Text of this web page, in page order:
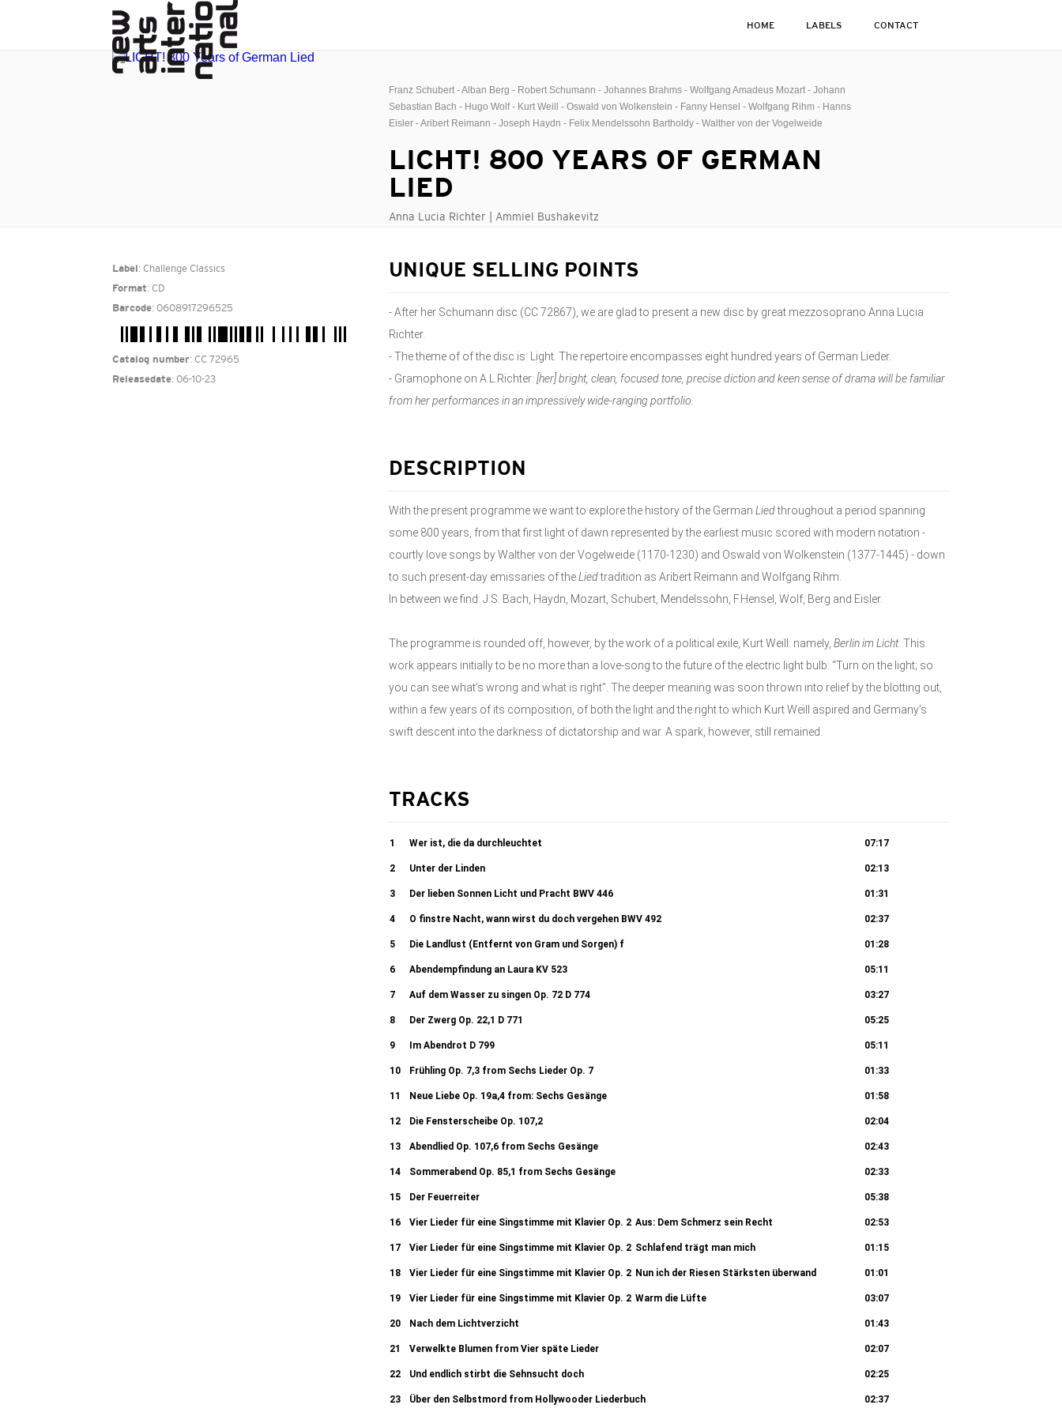
HOME LABELS CONTACT
Franz Schubert - Alban Berg - Robert Schumann - Johannes Brahms - Wolfgang Amadeus Mozart - Johann
Sebastian Bach - Hugo Wolf - Kurt Weill - Oswald von Wolkenstein - Fanny Hensel - Wolfgang Rihm - Hanns
Eisler - Aribert Reimann - Joseph Haydn - Felix Mendelssohn Bartholdy - Walther von der Vogelweide
LICHT! 800 YEARS OF GERMAN
LIED
Anna Lucia Richter | Ammiel Bushakevitz
Label : Challenge Classics
Format: CD
Barcode: 0608917296525
Catalog number: CC 72965
Releasedate: 06-10-23
UNIQUE SELLING POINTS
- After her Schumann disc (CC 72867), we are glad to present a new disc by great mezzosoprano Anna Lucia
Richter.
- The theme of of the disc is: Light. The repertoire encompasses eight hundred years of German Lieder.
- Gramophone on A.L.Richter: [her]bright, clean, focused tone, precise diction and keen sense of drama will be familiar
from her performances in an impressively wide-ranging portfolio.
DESCRIPTION
With the present programme we want to explore the history of the German Liedthroughout a period spanning
some 800 years, from that first light of dawn represented by the earliest music scored with modern notation -
courtly love songs by Walther von der Vogelweide (1170-1230) and Oswald von Wolkenstein (1377-1445) - down
to such present-day emissaries of theLiedtradition as Aribert Reimann and Wolfgang Rihm.
In between we find: J.S. Bach, Haydn, Mozart, Schubert, Mendelssohn, F.Hensel, Wolf, Berg and Eisler.
The programme is rounded off, however, by the work of a political exile, Kurt Weill: namely, Berlin im Licht. This
work appears initially to be no more than a love-song to the future of the electric light bulb: “Turn on the light; so
you can see what’s wrong and what is right”. The deeper meaning was soon thrown into relief by the blotting out,
within a few years of its composition, of both the light and the right to which Kurt Weill aspired and Germany’s
swift descent into the darkness of dictatorship and war. A spark, however, still remained.
TRACKS
1 Wer ist, die da durchleuchtet 07:17
2 Unter der Linden 02:13
3 Der lieben Sonnen Licht und Pracht BWV 446 01:31
4 O finstre Nacht, wann wirst du doch vergehen BWV 492 02:37
5 Die Landlust (Entfernt von Gram und Sorgen) f 01:28
6 Abendempfindung an Laura KV 523 05:11
7 Auf dem Wasser zu singen Op. 72 D 774 03:27
8 Der Zwerg Op. 22,1 D 771 05:25
9 Im Abendrot D 799 05:11
10 Frühling Op. 7,3 from Sechs Lieder Op. 7 01:33
11 Neue Liebe Op. 19a,4 from: Sechs Gesänge 01:58
12 Die Fensterscheibe Op. 107,2 02:04
13 Abendlied Op. 107,6 from Sechs Gesänge 02:43
14 Sommerabend Op. 85,1 from Sechs Gesänge 02:33
15 Der Feuerreiter 05:38
16 Vier Lieder für eine Singstimme mit Klavier Op. 2 Aus: Dem Schmerz sein Recht 02:53
17 Vier Lieder für eine Singstimme mit Klavier Op. 2 Schlafend trägt man mich 01:15
18 Vier Lieder für eine Singstimme mit Klavier Op. 2 Nun ich der Riesen Stärksten überwand 01:01
19 Vier Lieder für eine Singstimme mit Klavier Op. 2 Warm die Lüfte 03:07
20 Nach dem Lichtverzicht 01:43
21 Verwelkte Blumen from Vier späte Lieder 02:07
22 Und endlich stirbt die Sehnsucht doch 02:25
23 Über den Selbstmord from Hollywooder Liederbuch 02:37